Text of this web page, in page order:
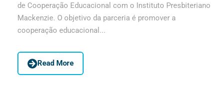
de Cooperação Educacional com o Instituto Presbiteriano
Mackenzie. O objetivo da parceria é promover a
cooperação educacional...
Read More